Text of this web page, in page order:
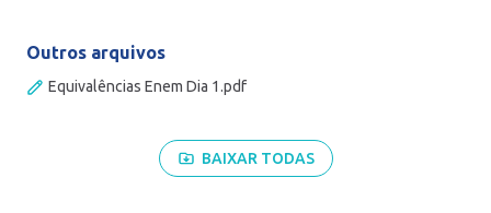
Outros arquivos
Equivalências Enem Dia 1.pdf
BAIXAR TODAS